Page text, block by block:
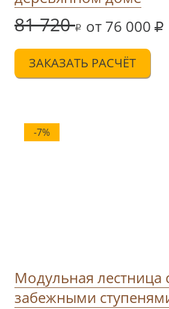
81 720 от 76 000
ЗАКАЗАТЬ РАСЧЁТ
-7%
Модульная лестница
забежными